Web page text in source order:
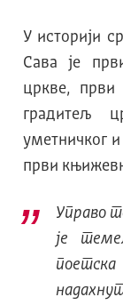
У историји
Сава је
цркве, први
градитељ
уметничког
први
Управо
је